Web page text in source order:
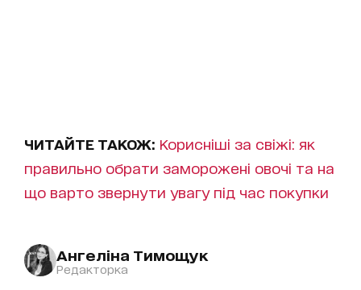
ЧИТАЙТЕ ТАКОЖ: Корисніші за свіжі: як
правильно обрати заморожені овочі та на
що варто звернути увагу під час покупки
Ангеліна Тимощук
Редакторка